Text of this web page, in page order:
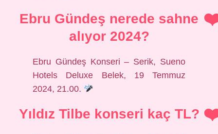
Ebru Gündeş nerede sahne
alıyor 2024?
Ebru Gündeş Konseri – Serik, Sueno
Hotels Deluxe Belek, 19 Temmuz
2024, 21.00.
Yıldız Tilbe konseri kaç TL?